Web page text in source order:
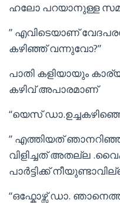
ഹലോ പറയാനുള്ള
” എവിടെയാണ്
കഴിഞ്ഞ് വന്നുവോ?”
പാതി കളിയായും
കഴിവ് അപാരമാണ്
“യെസ്
” എത്തിയത്
വിളിച്ചത് അതല്ല
പാർട്ടിക്ക്
“ഒഫ്കോഴ്സ് ഡാ.